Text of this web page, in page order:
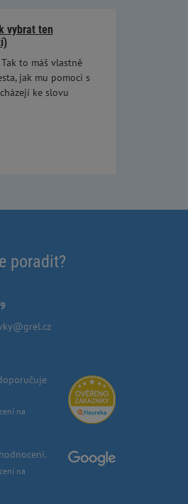
vybrat ten
to máš vlastně
jak mu pomoci s
ke slovu
poradit?
na
na